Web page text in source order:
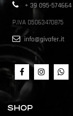
+ 39 095-574664
P.IVA 05063470875
info@givafer.it
SHOP